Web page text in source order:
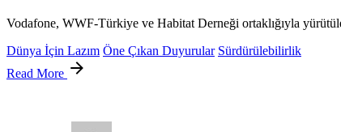
Vodafone, WWF-Türkiye ve Habitat Derneği ortaklığıyla
Dünya İçin Lazım Öne Çıkan Duyurular Sürdürülebilirlik
Read More